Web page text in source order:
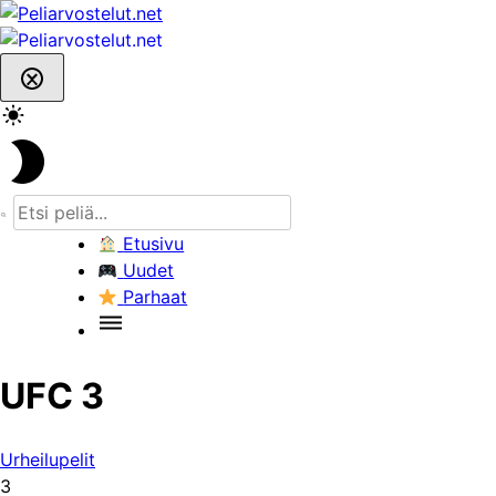
Skip
to
content
Etusivu
Uudet
Parhaat
UFC 3
Urheilupelit
3